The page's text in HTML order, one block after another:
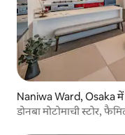
Naniwa Ward, Osaka में
डोनबा मोटोमाची स्टोर,